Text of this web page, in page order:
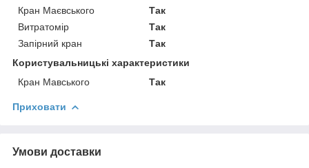
Кран Маєвського
Так
Витратомір
Так
Запірний кран
Так
Користувальницькі характеристики
Кран Мавського
Так
Приховати
Умови доставки